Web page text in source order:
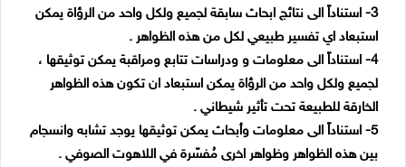
3- استناداً الى نتائج ابحاث سابقة لجميع ولكل واحد من الرؤاة يمكن
استبعاد اي تفسير طبيعي لكل من هذه الظواهر .
4- استناداً الى معلومات و ودراسات تتابع ومراقبة يمكن توثيقها ،
لجميع ولكل واحد من الرؤاة يمكن استبعاد ان تكون هذه الظواهر
الخارقة للطبيعة تحت تأثير شيطاني .
5- استناداً الى معلومات وأبحاث يمكن توثيقها يوجد تشابه وانسجام
بين هذه الظواهر وظواهر اخرى مُفسّرة في اللاهوت الصوفي .